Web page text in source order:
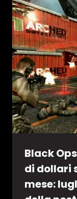
Black
di dollari
mese: